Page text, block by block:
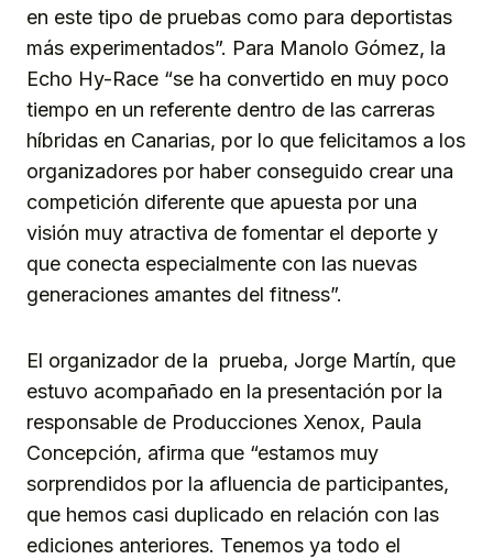
en este tipo de pruebas como para deportistas
más experimentados”. Para Manolo Gómez, la
Echo Hy-Race “se ha convertido en muy poco
tiempo en un referente dentro de las carreras
híbridas en Canarias, por lo que felicitamos a los
organizadores por haber conseguido crear una
competición diferente que apuesta por una
visión muy atractiva de fomentar el deporte y
que conecta especialmente con las nuevas
generaciones amantes del fitness”.
El organizador de la prueba, Jorge Martín, que
estuvo acompañado en la presentación por la
responsable de Producciones Xenox, Paula
Concepción, afirma que “estamos muy
sorprendidos por la afluencia de participantes,
que hemos casi duplicado en relación con las
ediciones anteriores. Tenemos ya todo el